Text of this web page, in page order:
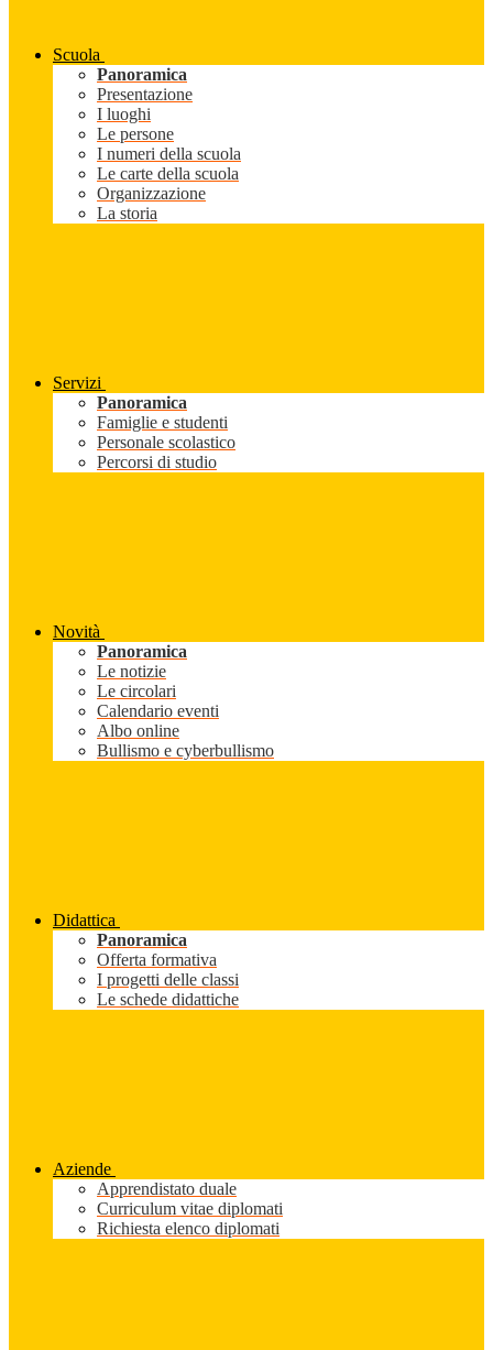
Scuola
Panoramica
Presentazione
I luoghi
Le persone
I numeri della scuola
Le carte della scuola
Organizzazione
La storia
Servizi
Panoramica
Famiglie e studenti
Personale scolastico
Percorsi di studio
Novità
Panoramica
Le notizie
Le circolari
Calendario eventi
Albo online
Bullismo e cyberbullismo
Didattica
Panoramica
Offerta formativa
I progetti delle classi
Le schede didattiche
Aziende
Apprendistato duale
Curriculum vitae diplomati
Richiesta elenco diplomati